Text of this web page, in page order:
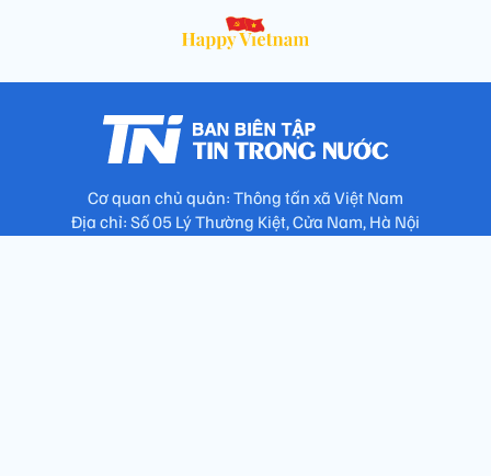
Cơ quan chủ quản: Thông tấn xã Việt Nam
Địa chỉ: Số 05 Lý Thường Kiệt, Cửa Nam, Hà Nội